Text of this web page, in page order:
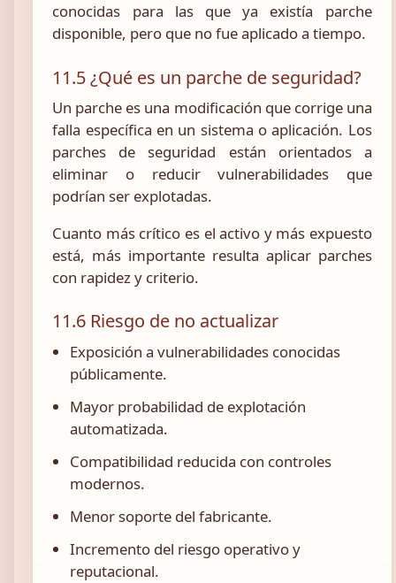
conocidas para las que ya existía parche
disponible, pero que no fue aplicado a tiempo.
11.5 ¿Qué es un parche de seguridad?
Un parche es una modificación que corrige una
falla específica en un sistema o aplicación. Los
parches de seguridad están orientados a
eliminar o reducir vulnerabilidades que
podrían ser explotadas.
Cuanto más crítico es el activo y más expuesto
está, más importante resulta aplicar parches
con rapidez y criterio.
11.6 Riesgo de no actualizar
Exposición a vulnerabilidades conocidas
públicamente.
Mayor probabilidad de explotación
automatizada.
Compatibilidad reducida con controles
modernos.
Menor soporte del fabricante.
Incremento del riesgo operativo y
reputacional.